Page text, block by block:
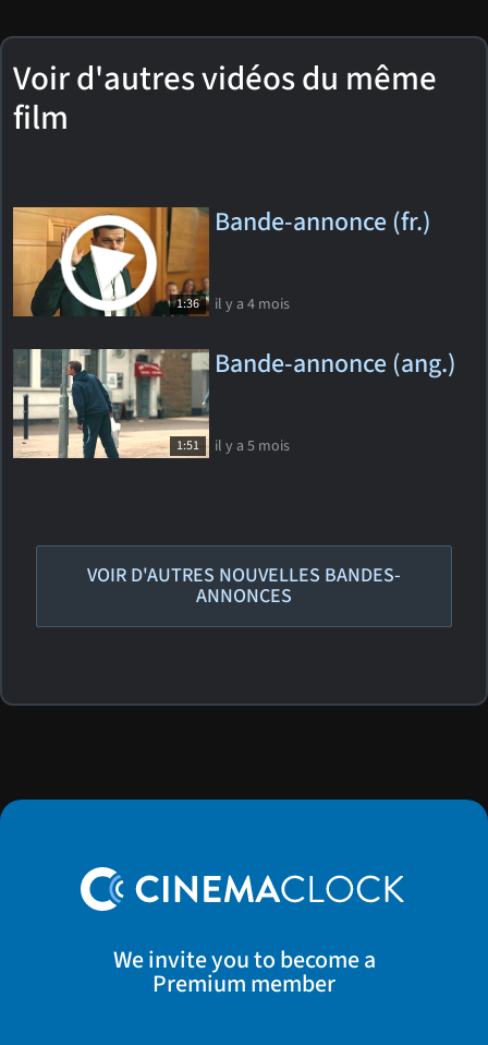
Voir d'autres vidéos du même
film
1:36
Bande-annonce (fr.)
il y a 4 mois
1:51
Bande-annonce (ang.)
il y a 5 mois
VOIR D'AUTRES NOUVELLES BANDES-
ANNONCES
We invite you to become a
Premium member